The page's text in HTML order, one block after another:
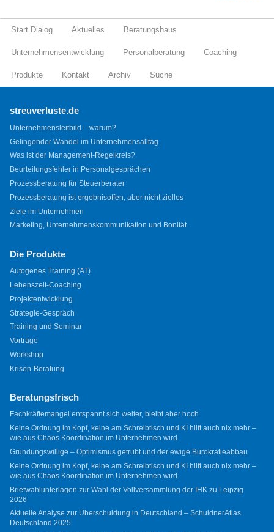
Start Dialog Aktuelles Beratungshaus
Unternehmensentwicklung Personalberatung Coaching
Produkte Kontakt Archiv Suche
streuverluste.de
Unternehmensleitbild – warum?
Gelingender Wandel im Unternehmensalltag
Was ist der Management-Regelkreis?
Beurteilungsfehler in Personalgesprächen
Prozessberatung für Steuerberater
Prozessberatung ist ergebnisoffen, aber nicht ziellos
Ziele im Unternehmen
Marketing, Unternehmenskommunikation und Bonität
Die Produkte
Autogenes Training (AT)
Lebenszeit-Coaching
Projektentwicklung
Strategie-Gespräch
Training und Seminar
Vorträge
Workshop
Krisen-Beratung
Beratungsfrisch
Fachkräftemangel entspannt sich weiter, bleibt aber hoch
Keine Ordnung im Kopf, keine am Schreibtisch und KI hilft auch nix mehr –
wie aus Chaos Koordination im Unternehmen wird
Gründungswillige – Optimismus getrübt und der ewige Bürokratieabbau
Keine Ordnung im Kopf, keine am Schreibtisch und KI hilft auch nix mehr –
wie aus Chaos Koordination im Unternehmen wird
Briefwahlunterlagen zur Wahl der Vollversammlung der IHK zu Leipzig
2026
Aktuelle Analyse zur Überschuldung in Deutschland – SchuldnerAtlas
Deutschland 2025